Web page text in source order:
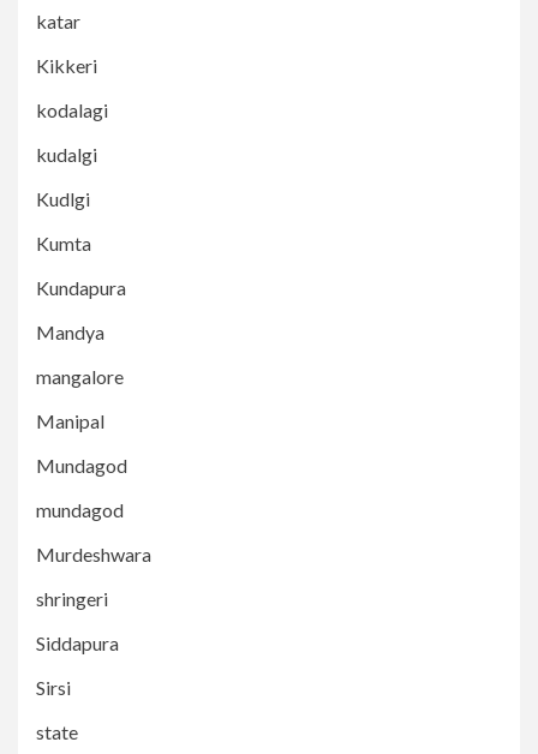
katar
Kikkeri
kodalagi
kudalgi
Kudlgi
Kumta
Kundapura
Mandya
mangalore
Manipal
Mundagod
mundagod
Murdeshwara
shringeri
Siddapura
Sirsi
state